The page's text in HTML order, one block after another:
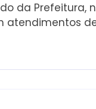
da Prefeitura,
atendimentos